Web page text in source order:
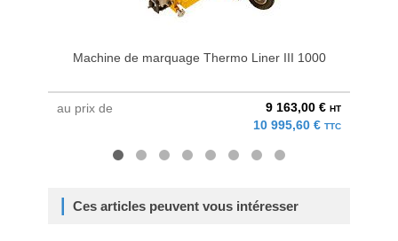
Machine de marquage Thermo Liner III 1000
au prix de 9 163,00 € HT
10 995,60 € TTC
Ces articles peuvent vous intéresser